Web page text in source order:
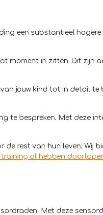
een substantieel
moment in zitten. Dit zijn
jouw kind tot in detail te
te bespreken. Met deze
de rest van hun leven. Wij
training al hebben
Met deze